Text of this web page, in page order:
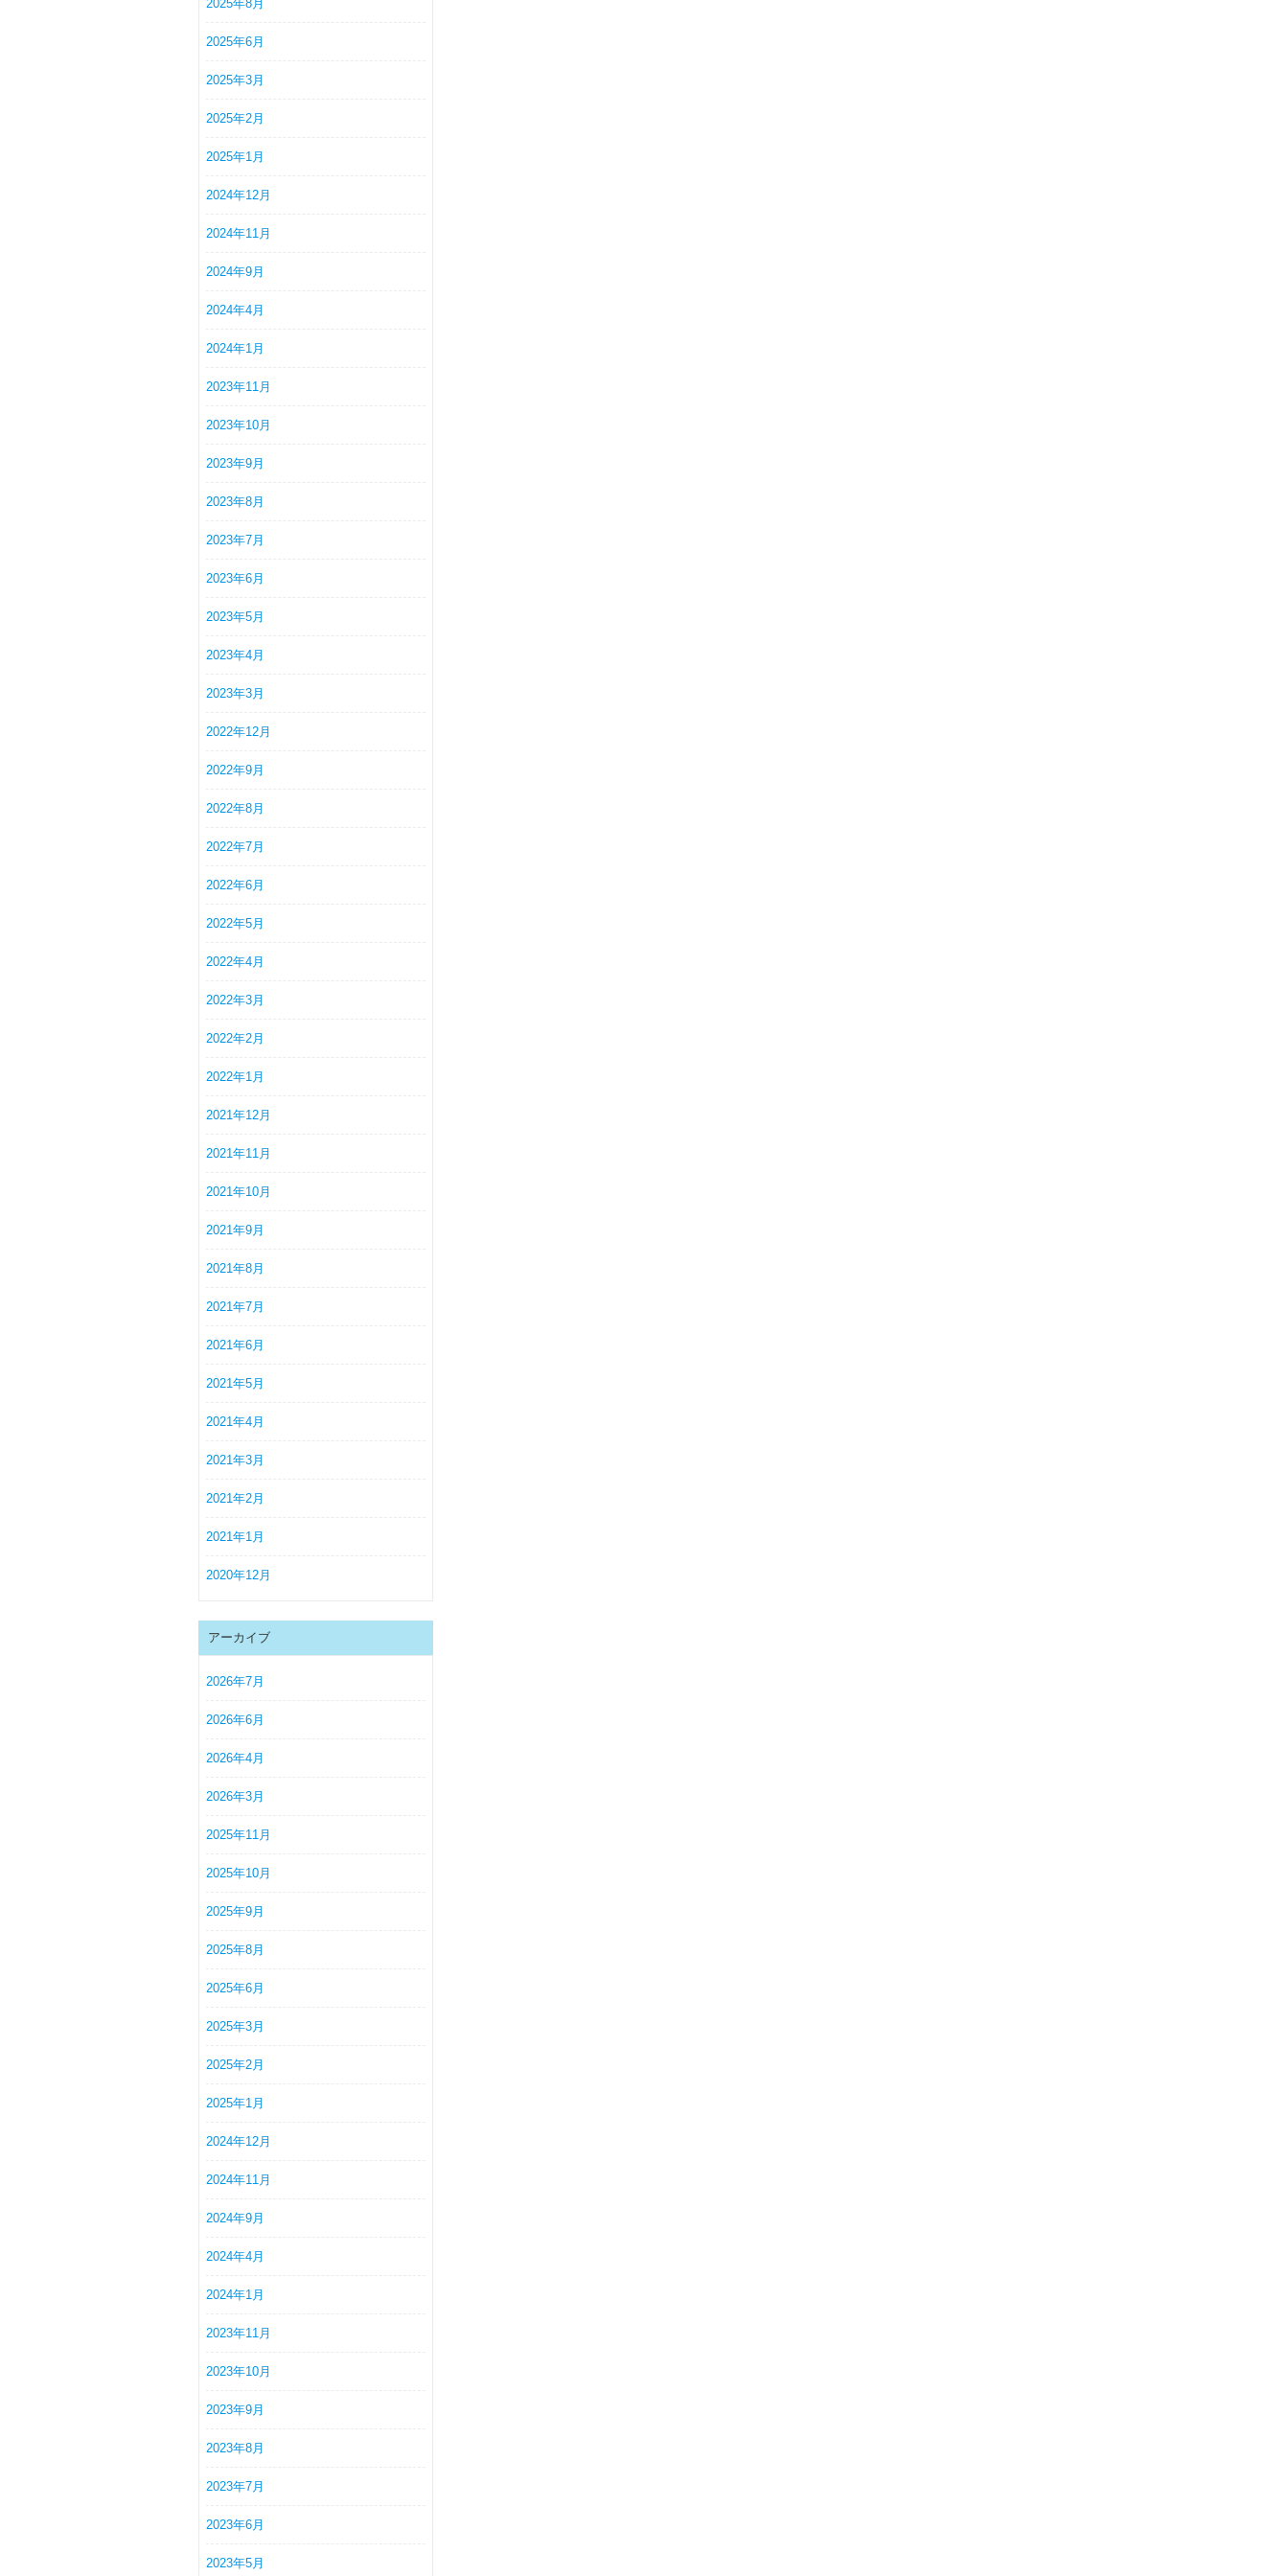
2025年8月
2025年6月
2025年3月
2025年2月
2025年1月
2024年12月
2024年11月
2024年9月
2024年4月
2024年1月
2023年11月
2023年10月
2023年9月
2023年8月
2023年7月
2023年6月
2023年5月
2023年4月
2023年3月
2022年12月
2022年9月
2022年8月
2022年7月
2022年6月
2022年5月
2022年4月
2022年3月
2022年2月
2022年1月
2021年12月
2021年11月
2021年10月
2021年9月
2021年8月
2021年7月
2021年6月
2021年5月
2021年4月
2021年3月
2021年2月
2021年1月
2020年12月
アーカイブ
2026年7月
2026年6月
2026年4月
2026年3月
2025年11月
2025年10月
2025年9月
2025年8月
2025年6月
2025年3月
2025年2月
2025年1月
2024年12月
2024年11月
2024年9月
2024年4月
2024年1月
2023年11月
2023年10月
2023年9月
2023年8月
2023年7月
2023年6月
2023年5月